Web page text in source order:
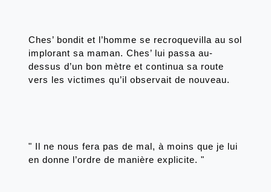
Ches’ bondit et l’homme se recroquevilla au sol
implorant sa maman. Ches’ lui passa au-
dessus d’un bon mètre et continua sa route
vers les victimes qu’il observait de nouveau.
" Il ne nous fera pas de mal, à moins que je lui
en donne l’ordre de manière explicite. "